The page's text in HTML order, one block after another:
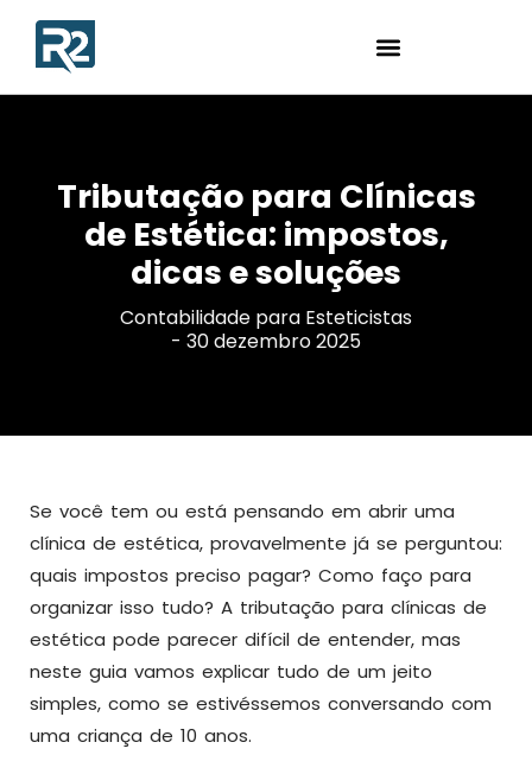
Tributação para Clínicas
de Estética: impostos,
dicas e soluções
Contabilidade para Esteticistas
- 30 dezembro 2025
Se você tem ou está pensando em abrir uma
clínica de estética, provavelmente já se perguntou:
quais impostos preciso pagar? Como faço para
organizar isso tudo? A tributação para clínicas de
estética pode parecer difícil de entender, mas
neste guia vamos explicar tudo de um jeito
simples, como se estivéssemos conversando com
uma criança de 10 anos.